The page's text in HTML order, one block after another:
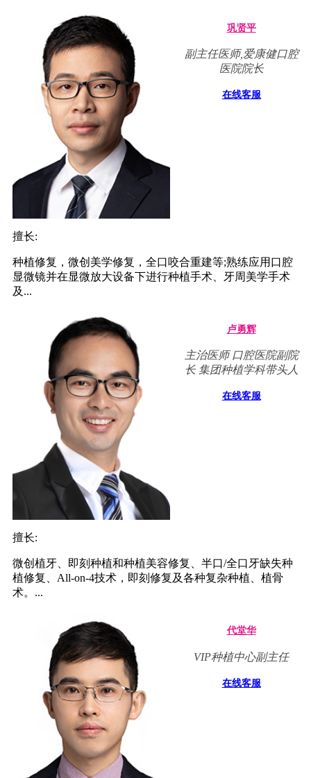
巩贤平
副主任医师,爱康健口腔
医院院长
在线客服
擅长:
种植修复，微创美学修复，全口咬合重建等;熟练应用口腔
显微镜并在显微放大设备下进行种植手术、牙周美学手术
及...
卢勇辉
主治医师 口腔医院副院
长 集团种植学科带头人
在线客服
擅长:
微创植牙、即刻种植和种植美容修复、半口/全口牙缺失种
植修复、All-on-4技术，即刻修复及各种复杂种植、植骨
术。...
代堂华
VIP种植中心副主任
在线客服